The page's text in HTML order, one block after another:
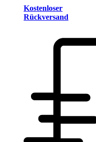
Kostenloser
Rückversand